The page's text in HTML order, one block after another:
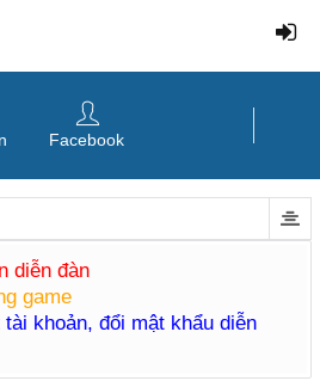
diễn đàn
game
khoản, đổi mật khẩu diễn
Facebook